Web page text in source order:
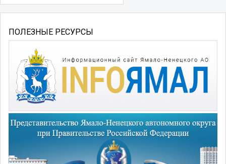
ПОЛЕЗНЫЕ РЕСУРСЫ